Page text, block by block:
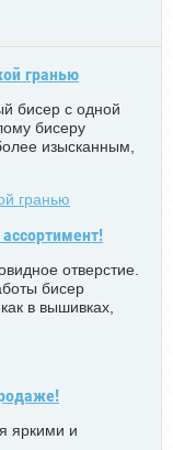
гранью
бисер с одной
бисеру
изысканным,
гранью
отверстие.
бисер
в вышивках,
яркими и